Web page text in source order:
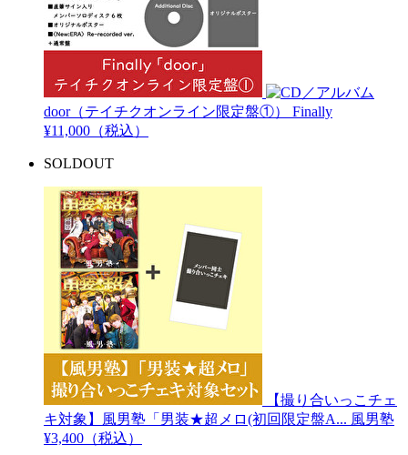
door（テイチクオンライン限定盤①） Finally
¥11,000（税込）
SOLDOUT
【撮り合いっこチェ
キ対象】風男塾「男装★超メロ(初回限定盤A... 風男塾
¥3,400（税込）